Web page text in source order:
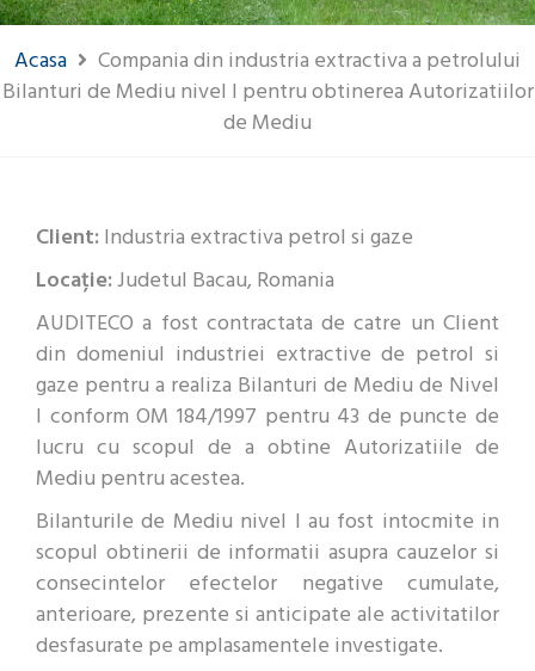
Acasa
Compania din industria extractiva a petrolului
Bilanturi de Mediu nivel I pentru obtinerea Autorizatiilor
de Mediu
Client:Industria extractiva petrol si gaze
Locație:Judetul Bacau, Romania
AUDITECO a fost contractata de catre un Client
din domeniul industriei extractive de petrol si
gaze pentru a realiza Bilanturi de Mediu de Nivel
I conform OM 184/1997 pentru 43 de puncte de
lucru cu scopul de a obtine Autorizatiile de
Mediu pentru acestea.
Bilanturile de Mediu nivel I au fost intocmite in
scopul obtinerii de informatii asupra cauzelor si
consecintelor efectelor negative cumulate,
anterioare, prezente si anticipate ale activitatilor
desfasurate pe amplasamentele investigate.